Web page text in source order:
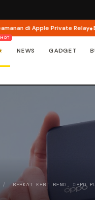
di Apple Private Relay
NEWS GADGET
/BERKAT SERI RENO, OPPO